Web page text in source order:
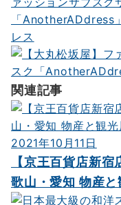
シ
ョ
ン
「AnotherADdress
レス
関連記事
2021年10月11日
【京王百貨店新宿
歌山・愛知 物産と